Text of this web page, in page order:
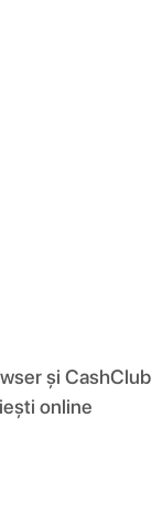
și CashClub
online